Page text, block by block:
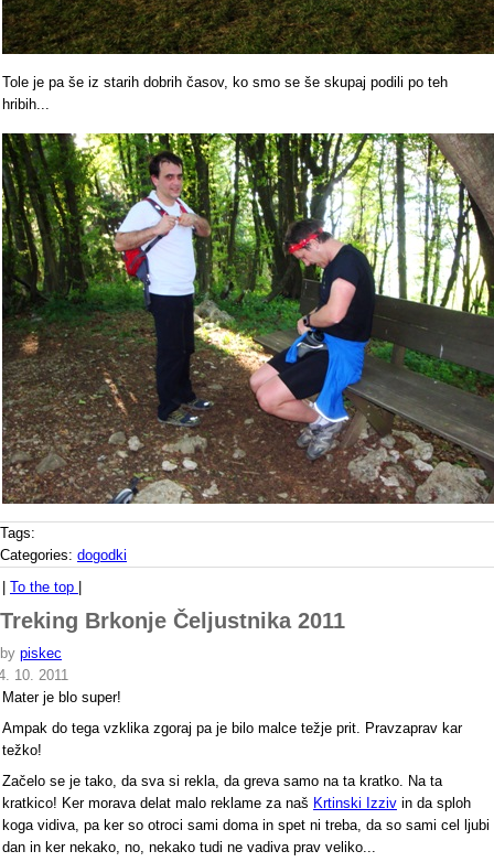
Tole je pa še iz starih dobrih časov, ko smo se še skupaj podili po teh
hribih...
Tags:
Categories: dogodki
To the top
Treking Brkonje Čeljustnika 2011
by piskec
10. 2011
Mater je blo super!
Ampak do tega vzklika zgoraj pa je bilo malce težje prit. Pravzaprav kar
težko!
Začelo se je tako, da sva si rekla, da greva samo na ta kratko. Na ta
kratkico! Ker morava delat malo reklame za naš Krtinski Izziv in da sploh
koga vidiva, pa ker so otroci sami doma in spet ni treba, da so sami cel ljubi
dan in ker nekako, no, nekako tudi ne vadiva prav veliko...